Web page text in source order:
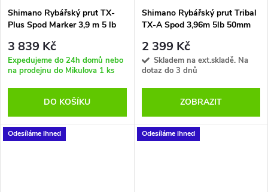
Shimano Rybářský prut TX-
Plus Spod Marker 3,9 m 5 lb
3 839 Kč
Expedujeme do 24h domů nebo
na prodejnu do Mikulova 1 ks
DO KOŠÍKU
Shimano Rybářský prut Tribal
TX-A Spod 3,96m 5lb 50mm
2 399 Kč
Skladem na ext.skladě. Na
dotaz do 3 dnů
ZOBRAZIT
Odesíláme ihned Odesíláme ihned